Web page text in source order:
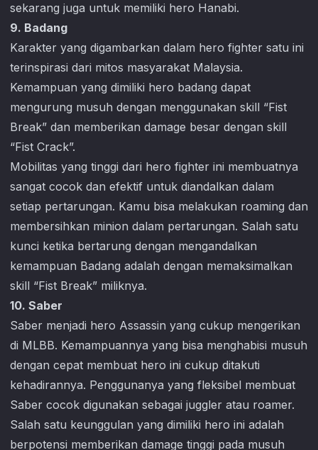
sekarang juga untuk memiliki hero Hanabi.
9. Badang
Karakter yang digambarkan dalam hero fighter satu ini
terinspirasi dari mitos masyarakat Malaysia.
Kemampuan yang dimiliki hero badang dapat
mengurung musuh dengan menggunakan skill “Fist
Break” dan memberikan damage besar dengan skill
“Fist Crack”.
Mobilitas yang tinggi dari hero fighter ini membuatnya
sangat cocok dan efektif untuk diandalkan dalam
setiap pertarungan. Kamu bisa melakukan roaming dan
membersihkan minion dalam pertarungan. Salah satu
kunci ketika bertarung dengan mengandalkan
kemampuan Badang adalah dengan memaksimalkan
skill “Fist Break” miliknya.
10. Saber
Saber menjadi hero Assassin yang cukup mengerikan
di MLBB. Kemampuannya yang bisa menghabisi musuh
dengan cepat membuat hero ini cukup ditakuti
kehadirannya. Penggunanya yang fleksibel membuat
Saber cocok digunakan sebagai juggler atau roamer.
Salah satu keunggulan yang dimiliki hero ini adalah
berpotensi memberikan damage tinggi pada musuh